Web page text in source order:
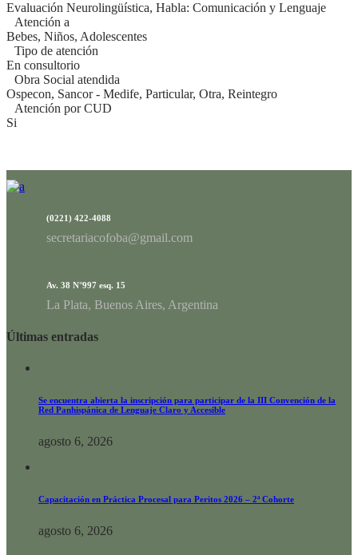
Evaluación Neurolingüística, Habla: Comunicación y Lenguaje
Atención a
Bebes, Niños, Adolescentes
Tipo de atención
En consultorio
Obra Social atendida
Ospecon, Sancor - Medife, Particular, Otra, Reintegro
Atención por CUD
Si
(0221) 422-4088
secretariacofoba@gmail.com
Av. 38 N°997 esq. 15
La Plata, Buenos Aires, Argentina
Últimas entradas
Se encuentra abierta la inscripción para participar de la III Convención de la
Red Panhispánica de Lenguaje Claro y Accesible
agosto 6, 2026
Capacitación en Práctica Procesal para Peritos 2026 – 2ª Cohorte
agosto 6, 2026